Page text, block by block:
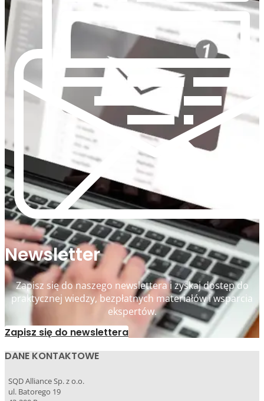
Newsletter
Zapisz się do naszego newslettera i zyskaj dostęp do
praktycznej wiedzy, bezpłatnych materiałów i wsparcia
ekspertów.
Zapisz się do newslettera
DANE KONTAKTOWE
SQD Alliance Sp. z o.o.
ul. Batorego 19